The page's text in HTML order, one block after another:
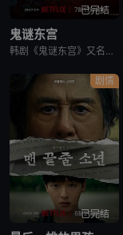
已完结
鬼谜东宫
韩剧《鬼谜东宫》又名：东宫,East Palace,동궁，讲述了：讲述拥有穿梭于灵界能力的具天（南柱赫 饰）和能听见死者声音的宫女生姜（卢允瑞 饰）被王（曹承佑 饰）召见，以揭开笼罩在世子宫中的诅咒的
剧情
已完结